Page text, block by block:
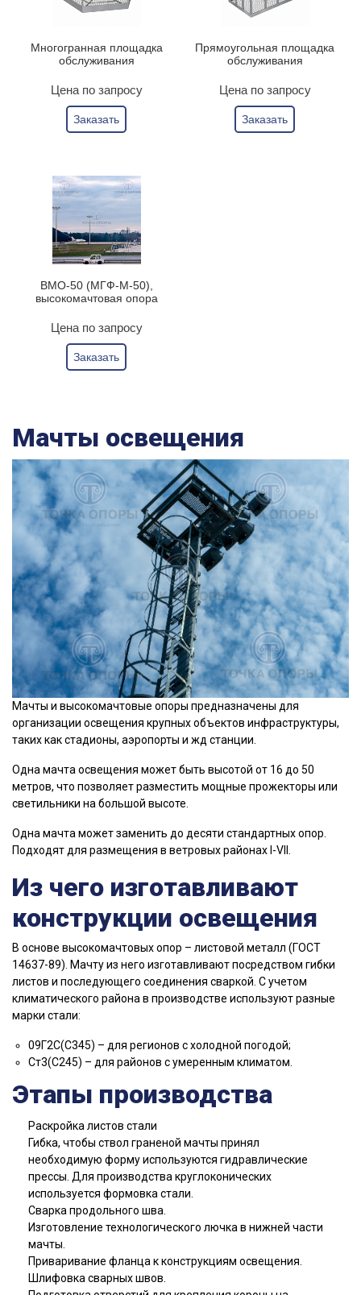
Многогранная площадка
обслуживания
Цена по запросу
Заказать
Прямоугольная площадка
обслуживания
Цена по запросу
Заказать
ВМО-50 (МГФ-М-50),
высокомачтовая опора
Цена по запросу
Заказать
Мачты освещения
Мачты и высокомачтовые опоры предназначены для
организации освещения крупных объектов инфраструктуры,
таких как стадионы, аэропорты и жд станции.
Одна мачта освещения может быть высотой от 16 до 50
метров, что позволяет разместить мощные прожекторы или
светильники на большой высоте.
Одна мачта может заменить до десяти стандартных опор.
Подходят для размещения в ветровых районах I-VII.
Из чего изготавливают
конструкции освещения
В основе высокомачтовых опор – листовой металл (ГОСТ
14637-89). Мачту из него изготавливают посредством гибки
листов и последующего соединения сваркой. С учетом
климатического района в производстве используют разные
марки стали:
09Г2С(С345) – для регионов с холодной погодой;
Ст3(С245) – для районов с умеренным климатом.
Этапы производства
Раскройка листов стали
Гибка, чтобы ствол граненой мачты принял
необходимую форму используются гидравлические
прессы. Для производства круглоконических
используется формовка стали.
Сварка продольного шва.
Изготовление технологического лючка в нижней части
мачты.
Приваривание фланца к конструкциям освещения.
Шлифовка сварных швов.